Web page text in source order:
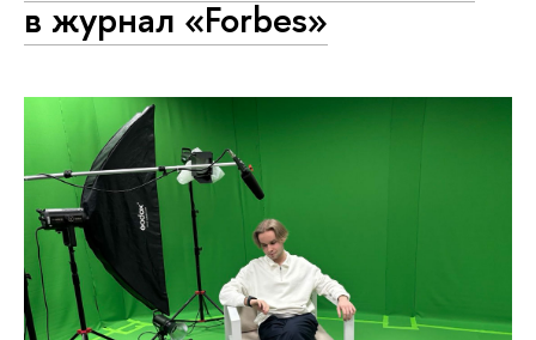
в журнал «Forbes»